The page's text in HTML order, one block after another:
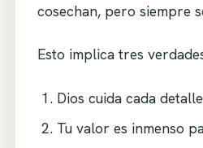
cosechan, pero siempre
Esto implica tres
Dios cuida cada
Tu valor es inmenso